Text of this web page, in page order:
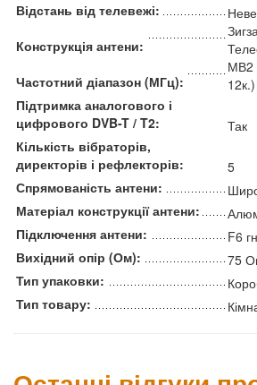
Відстань від телевежі:
Конструкція антени:
Частотний діапазон (МГц):
МВ2
12к.)
Підтримка аналогового і
цифрового DVB-T / T2:
Так
Кількість вібраторів,
директорів і рефлекторів:
5
Спрямованість антени:
Матеріал конструкції антени:
Підключення антени:
F6
Вихідний опір (Ом):
75
Тип упаковки:
Тип товару: